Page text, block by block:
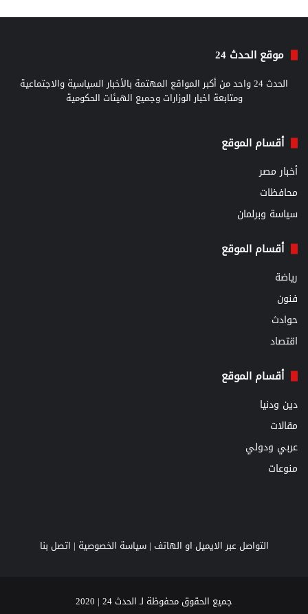
موقع الحدث 24
الحدث 24 واحد من أكبر المواقع المهتمة بالأخبار السياسية والاجتماعية
ومتابعة اخبار الوزارات وجميع الهيئات الحكومية
أقسام الموقع
أخبار مصر
محافظات
سياسة وبرلمان
أقسام الموقع
رياضة
فنون
حوادث
اقتصاد
أقسام الموقع
دين ودنيا
مقالات
عربي ودولي
منوعات
التواصل عبر الايميل او الهاتف |سياسة الخصوصية | اتصل بنا
جميع الحقوق محفوظة لـ الحدث 24 | 2020